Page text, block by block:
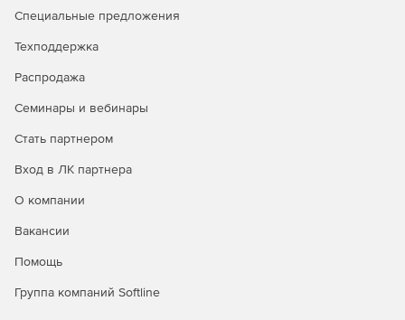
Специальные предложения
Техподдержка
Распродажа
Семинары и вебинары
Стать партнером
Вход в ЛК партнера
О компании
Вакансии
Помощь
Группа компаний Softline